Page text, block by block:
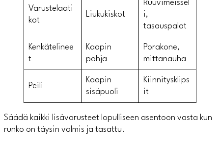
Varustelaati
kot
Liukukiskot
Ruuvimeissel
i,
tasauspalat
Kenkätelinee
t
Kaapin
pohja
Porakone,
mittanauha
Peili
Kaapin
sisäpuoli
Kiinnitysklips
it
Säädä kaikki lisävarusteet lopulliseen asentoon vasta kun
runko on täysin valmis ja tasattu.